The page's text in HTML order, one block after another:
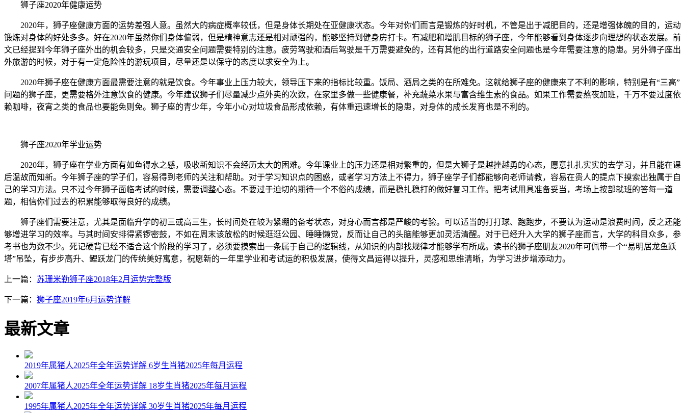
狮子座2020年健康运势
2020年，狮子座健康方面的运势差强人意。虽然大的病症概率较低，但是身体长期处在亚健康状态。今年对你们而言是锻炼的好时机，不管是出于减肥目的，还是增强体魄的目的，运动
锻炼对身体的好处多多。好在2020年虽然你们身体偏弱，但是精神意志还是相对顽强的，能够坚持到健身房打卡。有减肥和增肌目标的狮子座，今年能够看到身体逐步向理想的状态发展。前
文已经提到今年狮子座外出的机会较多，只是交通安全问题需要特别的注意。疲劳驾驶和酒后驾驶是千万需要避免的，还有其他的出行道路安全问题也是今年需要注意的隐患。另外狮子座出
外旅游的时候，对于有一定危险性的游玩项目，尽量还是以保守的态度以求安全为上。
2020年狮子座在健康方面最需要注意的就是饮食。今年事业上压力较大，领导压下来的指标比较重。饭局、酒局之类的在所难免。这就给狮子座的健康来了不利的影响，特别是有“三高”
问题的狮子座，更需要格外注意饮食的健康。今年建议狮子们尽量减少点外卖的次数，在家里多做一些健康餐，补充蔬菜水果与富含维生素的食品。如果工作需要熬夜加班，千万不要过度依
赖咖啡，夜宵之类的食品也要能免则免。狮子座的青少年，今年小心对垃圾食品形成依赖，有体重迅速增长的隐患，对身体的成长发育也是不利的。
狮子座2020年学业运势
2020年，狮子座在学业方面有如鱼得水之感，吸收新知识不会经历太大的困难。今年课业上的压力还是相对繁重的，但是大狮子是越挫越勇的心态，愿意扎扎实实的去学习，并且能在课
后温故而知新。今年狮子座的学子们，容易得到老师的关注和帮助。对于学习知识点的困惑，或者学习方法上不得力，狮子座学子们都能够向老师请教，容易在贵人的提点下摸索出独属于自
己的学习方法。只不过今年狮子面临考试的时候，需要调整心态。不要过于迫切的期待一个不俗的成绩，而是稳扎稳打的做好复习工作。把考试用具准备妥当，考场上按部就班的答每一道
题，相信你们过去的积累能够取得良好的成绩。
狮子座们需要注意，尤其是面临升学的初三或高三生，长时间处在较为紧绷的备考状态，对身心而言都是严峻的考验。可以适当的打打球、跑跑步，不要认为运动是浪费时间，反之还能
够增进学习的效率。与其时间安排得紧锣密鼓，不如在周末该放松的时候逛逛公园、睡睡懒觉，反而让自己的头脑能够更加灵活清醒。对于已经升入大学的狮子座而言，大学的科目众多，参
考书也为数不少。死记硬背已经不适合这个阶段的学习了，必须要摸索出一条属于自己的逻辑线，从知识的内部找规律才能够学有所成。 读书的狮子座朋友2020年可佩带一个“易明居龙鱼跃
塔”吊坠，有步步高升、鲤跃龙门的传统美好寓意，祝愿新的一年里学业和考试运的积极发展，使得文昌运得以提升，灵感和思维清晰，为学习进步增添动力。
上一篇： 苏珊米勒狮子座2018年2月运势完整版
下一篇： 狮子座2019年6月运势详解
最新文章
2019年属猪人2025年全年运势详解 6岁生肖猪2025年每月运程
2007年属猪人2025年全年运势详解 18岁生肖猪2025年每月运程
1995年属猪人2025年全年运势详解 30岁生肖猪2025年每月运程